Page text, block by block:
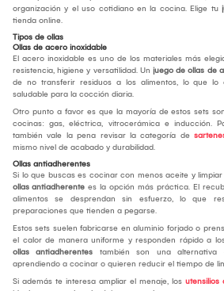
organización y el uso cotidiano en la cocina. Elige tu
tienda online.
Tipos de ollas
Ollas de acero inoxidable
El acero inoxidable es uno de los materiales más
resistencia, higiene y versatilidad. Un juego de ollas de
de no transferir residuos a los alimentos, lo que lo
saludable para la cocción diaria.
Otro punto a favor es que la mayoría de estos sets
cocinas: gas, eléctrica, vitrocerámica e inducción.
también vale la pena revisar la categoría de
mismo nivel de acabado y durabilidad.
Ollas antiadherentes
Si lo que buscas es cocinar con menos aceite y
ollas antiadherente es la opción más práctica. El
alimentos se desprendan sin esfuerzo, lo que
preparaciones que tienden a pegarse.
Estos sets suelen fabricarse en aluminio forjado o
el calor de manera uniforme y responden rápido a
ollas antiadherentes también son una alternativa
aprendiendo a cocinar o quieren reducir el tiempo de
Si además te interesa ampliar el menaje, los utensilios